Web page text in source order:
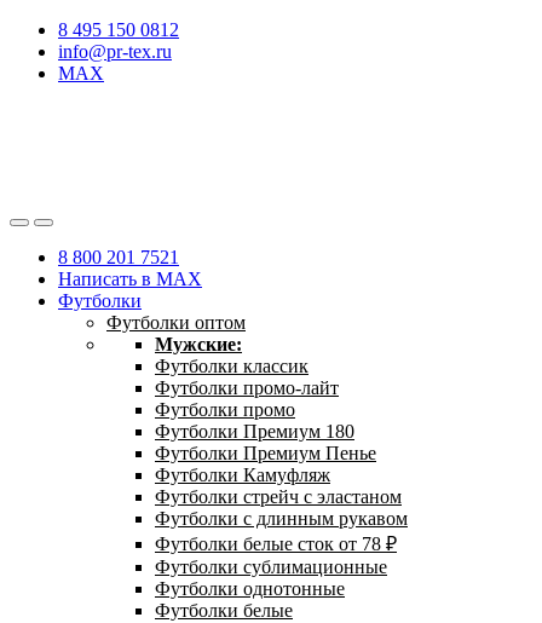
8 495 150 0812
info@pr-tex.ru
MAX
8 800 201 7521
Написать в MAX
Футболки
Футболки оптом
Мужские:
Футболки классик
Футболки промо-лайт
Футболки промо
Футболки Премиум 180
Футболки Премиум Пенье
Футболки Камуфляж
Футболки стрейч с эластаном
Футболки с длинным рукавом
Футболки белые сток от 78 ₽
Футболки сублимационные
Футболки однотонные
Футболки белые